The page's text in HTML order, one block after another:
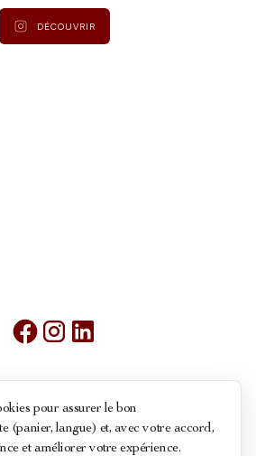
DÉCOUVRIR
générales de ventes
pour assurer le bon
(panier, langue) et, avec votre accord,
et améliorer votre expérience.